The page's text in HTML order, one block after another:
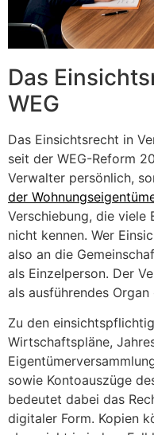
Das
WEG
Das Einsichtsrecht in
seit der WEG-Reform
Verwalter persönlich,
der
Verschiebung, die viele
nicht kennen. Wer
also an die
als Einzelperson. Der
als ausführendes
Zu den
Wirtschaftspläne,
sowie Kontoauszüge
bedeutet dabei das
digitaler Form. Kopien